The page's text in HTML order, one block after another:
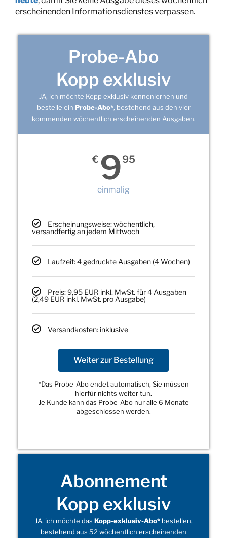
erscheinenden Informationsdienstes verpassen.
Probe-Abo
Kopp exklusiv
JA, ich möchte Kopp exklusiv kennenlernen und
bestelle ein Probe-Abo*, bestehend aus den vier
kommenden wöchentlich erscheinenden Ausgaben.
€ 995
einmalig
Erscheinungsweise: wöchentlich,
versandfertig an jedem Mittwoch
Laufzeit: 4 gedruckte Ausgaben (4 Wochen)
Preis: 9,95 EUR inkl. MwSt. für 4 Ausgaben
(2,49 EUR inkl. MwSt. pro Ausgabe)
Versandkosten: inklusive
Weiter zur Bestellung
*Das Probe-Abo endet automatisch, Sie müssen
hierfür nichts weiter tun.
Je Kunde kann das Probe-Abo nur alle 6 Monate
abgeschlossen werden.
Abonnement
Kopp exklusiv
JA, ich möchte das Kopp-exklusiv-Abo*bestellen,
bestehend aus 52 wöchentlich erscheinenden